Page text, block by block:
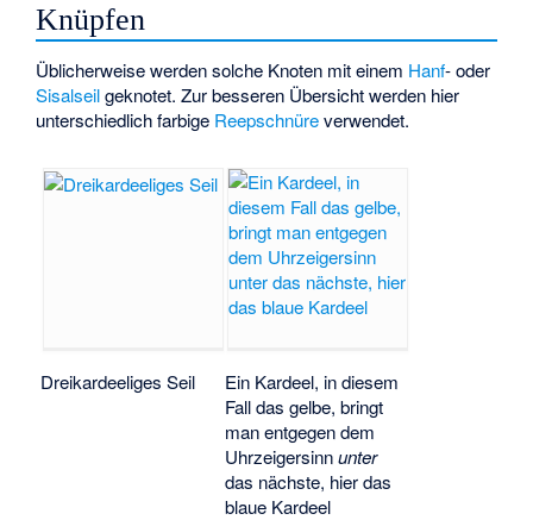
Knüpfen
Üblicherweise werden solche Knoten mit einem Hanf- oder
Sisalseilgeknotet. Zur besseren Übersicht werden hier
unterschiedlich farbige Reepschnüreverwendet.
Dreikardeeliges Seil
Ein Kardeel, in diesem
Fall das gelbe, bringt
man entgegen dem
Uhrzeigersinnunter
das nächste, hier das
blaue Kardeel